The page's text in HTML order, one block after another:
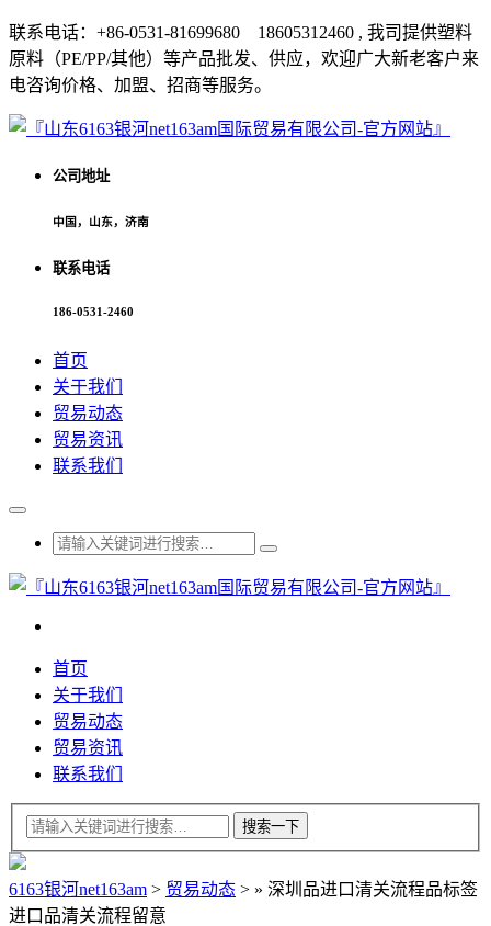
联系电话：+86-0531-81699680 18605312460 , 我司提供塑料
原料（PE/PP/其他）等产品批发、供应，欢迎广大新老客户来
电咨询价格、加盟、招商等服务。
公司地址
中国，山东，济南
联系电话
186-0531-2460
首页
关于我们
贸易动态
贸易资讯
联系我们
首页
关于我们
贸易动态
贸易资讯
联系我们
6163银河net163am > 贸易动态 > » 深圳品进口清关流程品标签
进口品清关流程留意